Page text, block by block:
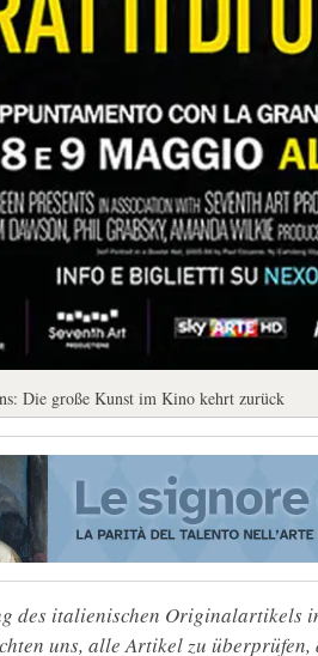
Die große Kunst im Kino kehrt zurück
des italienischen Originalartikels
uns, alle Artikel zu